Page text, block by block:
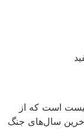
است که از
سال‌های جنگ